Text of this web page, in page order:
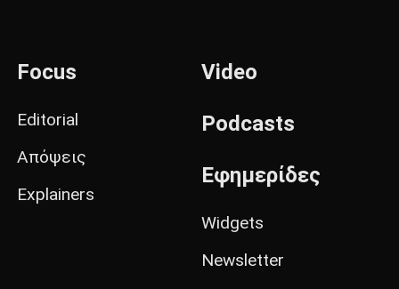
Focus
Editorial
Απόψεις
Explainers
Video
Podcasts
Εφημερίδες
Widgets
Newsletter